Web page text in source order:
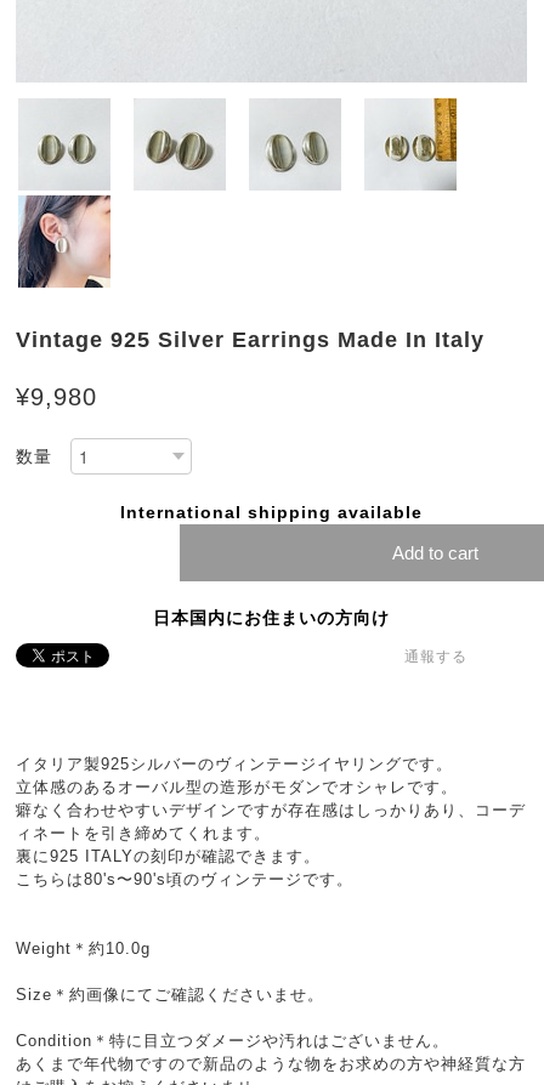
Vintage 925 Silver Earrings Made In Italy
¥9,980
数量
International shipping available
Add to cart
日本国内にお住まいの方向け
通報する
イタリア製925シルバーのヴィンテージイヤリングです。
立体感のあるオーバル型の造形がモダンでオシャレです。
癖なく合わせやすいデザインですが存在感はしっかりあり、コーデ
ィネートを引き締めてくれます。
裏に925 ITALYの刻印が確認できます。
こちらは80's〜90's頃のヴィンテージです。
Weight＊約10.0g
Size＊約画像にてご確認くださいませ。
Condition＊特に目立つダメージや汚れはございません。
あくまで年代物ですので新品のような物をお求めの方や神経質な方